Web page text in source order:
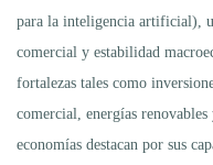
para la inteligencia artificial),
comercial y estabilidad
fortalezas tales como
comercial, energías
economías destacan por sus